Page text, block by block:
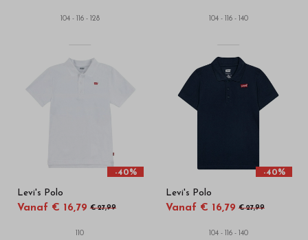
104 - 116 - 128 104 - 116 - 140
-40%
Levi's Polo
Vanaf € 16,79 € 27,99
110
-40%
Levi's Polo
Vanaf € 16,79 € 27,99
104 - 116 - 140